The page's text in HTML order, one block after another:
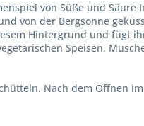
von Süße und Säure
von der Bergsonne
Hintergrund und fügt
Speisen,
Nach dem Öffnen